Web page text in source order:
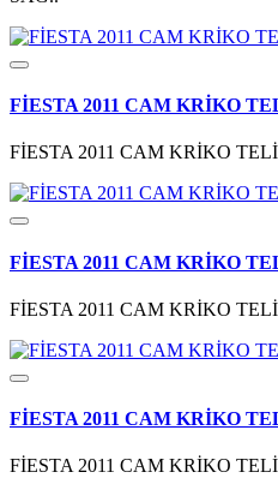
FİESTA 2011 CAM KRİKO
FİESTA 2011 CAM KRİKO
FİESTA 2011 CAM KRİKO
FİESTA 2011 CAM KRİKO
FİESTA 2011 CAM KRİKO
FİESTA 2011 CAM KRİKO